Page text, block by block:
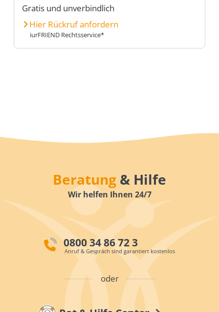
Gratis und unverbindlich
Hier Rückruf anfordern
iurFRIEND Rechtsservice*
Beratung & Hilfe
Wir helfen Ihnen 24/7
0800 34 86 72 3
Anruf & Gespräch sind garantiert kostenlos
oder